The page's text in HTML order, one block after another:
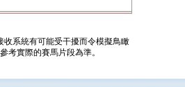
系統有可能受干擾而令模擬鳥瞰
考實際的賽馬片段為準。